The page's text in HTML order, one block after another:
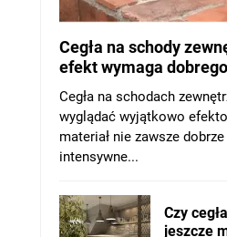
Cegła na schody
efekt wymaga
Cegła na schodach
wyglądać wyjątkowo
materiał nie zawsze
intensywne...
Czy
jeszcze